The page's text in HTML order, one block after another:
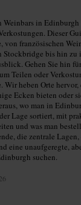
Weinbars in
Dieser
von französischen
bis hin zu
Gehen Sie hin
Teilen oder
Wir heben Orte
Ecken bieten oder
wo man in
Lage sortiert, mit
und was man
die zentrale
eine unaufgeregte,
suchen.